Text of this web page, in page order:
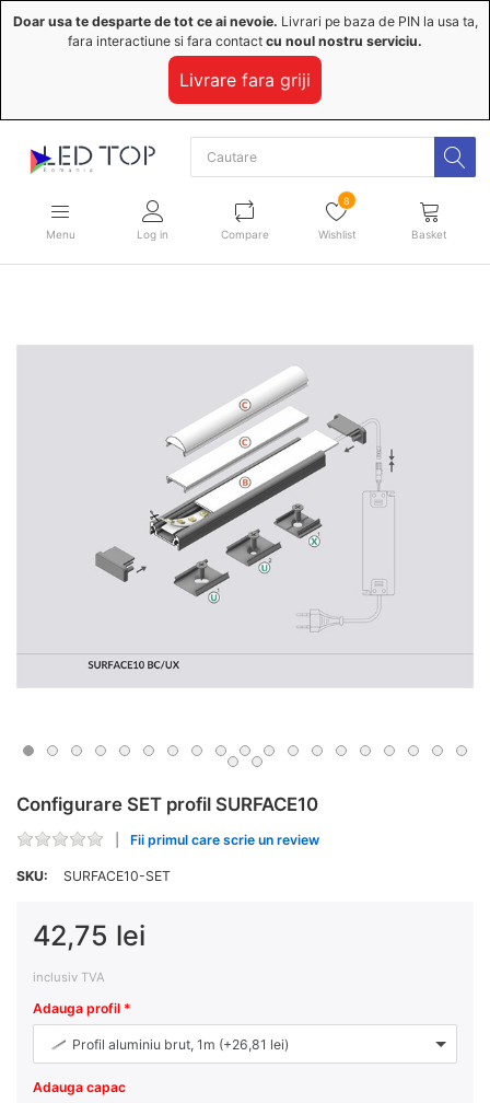
Doar usa te desparte de tot ce ai nevoie. Livrari pe baza de PIN la usa ta,
fara interactiune si fara contact cu noul nostru serviciu.
Livrare fara griji
Menu Log in Compare
8
Wishlist Basket
Configurare SET profil SURFACE10
Fii primul care scrie un review
SKU: SURFACE10-SET
42,75 lei
inclusiv TVA
Adauga profil
Profil aluminiu brut, 1m (+26,81 lei)
Adauga capac